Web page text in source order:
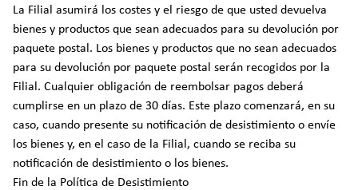
La Filial asumirá los costes y el riesgo de que usted devuelva
bienes y productos que sean adecuados para su devolución por
paquete postal. Los bienes y productos que no sean adecuados
para su devolución por paquete postal serán recogidos por la
Filial. Cualquier obligación de reembolsar pagos deberá
cumplirse en un plazo de 30 días. Este plazo comenzará, en su
caso, cuando presente su notificación de desistimiento o envíe
los bienes y, en el caso de la Filial, cuando se reciba su
notificación de desistimiento o los bienes.
Fin de la Política de Desistimiento